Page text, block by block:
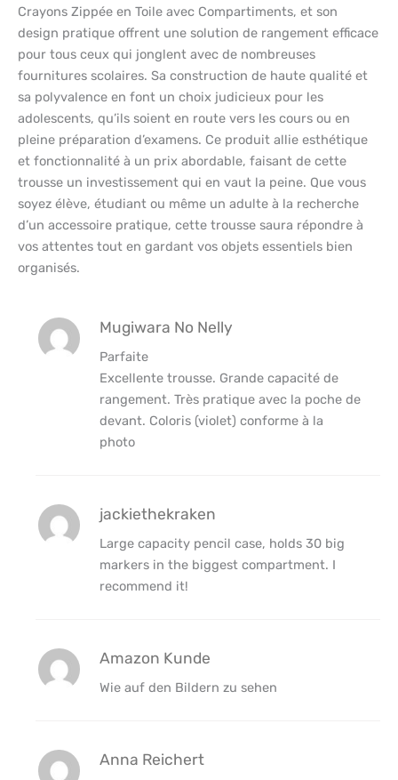
Crayons Zippée en Toile avec Compartiments, et son
design pratique offrent une solution de rangement efficace
pour tous ceux qui jonglent avec de nombreuses
fournitures scolaires. Sa construction de haute qualité et
sa polyvalence en font un choix judicieux pour les
adolescents, qu’ils soient en route vers les cours ou en
pleine préparation d’examens. Ce produit allie esthétique
et fonctionnalité à un prix abordable, faisant de cette
trousse un investissement qui en vaut la peine. Que vous
soyez élève, étudiant ou même un adulte à la recherche
d’un accessoire pratique, cette trousse saura répondre à
vos attentes tout en gardant vos objets essentiels bien
organisés.
Mugiwara No Nelly
Parfaite
Excellente trousse. Grande capacité de
rangement. Très pratique avec la poche de
devant. Coloris (violet) conforme à la
photo
jackiethekraken
Large capacity pencil case, holds 30 big
markers in the biggest compartment. I
recommend it!
Amazon Kunde
Wie auf den Bildern zu sehen
Anna Reichert